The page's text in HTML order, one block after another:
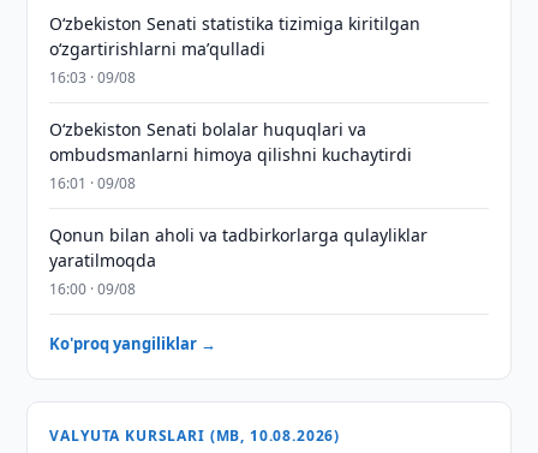
Oʻzbekiston Senati statistika tizimiga kiritilgan
oʻzgartirishlarni maʼqulladi
16:03 · 09/08
Oʻzbekiston Senati bolalar huquqlari va
ombudsmanlarni himoya qilishni kuchaytirdi
16:01 · 09/08
Qonun bilan aholi va tadbirkorlarga qulayliklar
yaratilmoqda
16:00 · 09/08
Ko'proq yangiliklar →
VALYUTA KURSLARI (MB, 10.08.2026)